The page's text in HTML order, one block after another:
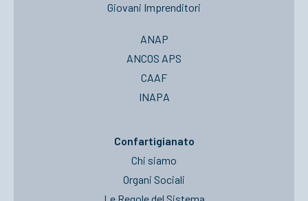
Giovani Imprenditori
ANAP
ANCOS APS
CAAF
INAPA
Confartigianato
Chi siamo
Organi Sociali